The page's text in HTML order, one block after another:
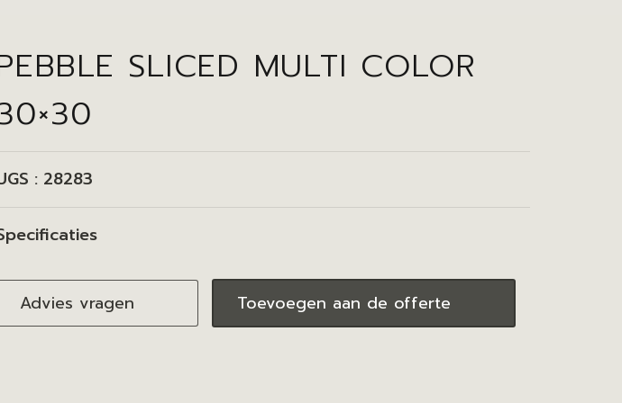
SLICED MULTI COLOR
: 28283
Advies vragen Toevoegen aan de offerte